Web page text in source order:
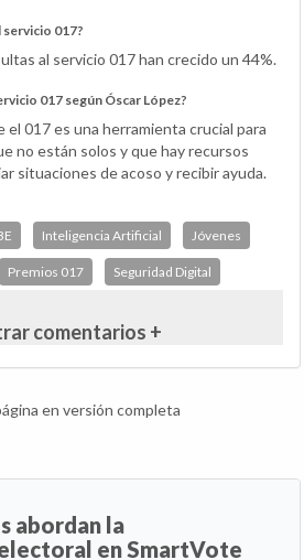
servicio 017?
al servicio 017 han crecido un 44%.
017 según Óscar López?
el 017 es una herramienta crucial para
no están solos y que hay recursos
situaciones de acoso y recibir ayuda.
Inteligencia Artificial Jóvenes
Premios 017 Seguridad Digital
comentarios +
en versión completa
abordan la
en SmartVote